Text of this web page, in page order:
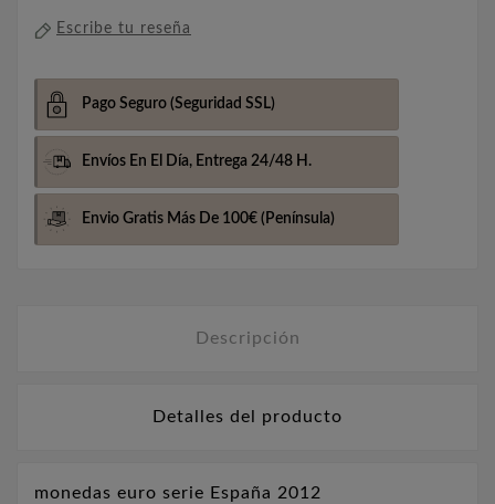
Escribe tu reseña
Pago Seguro (Seguridad SSL)
Envíos En El Día, Entrega 24/48 H.
Envio Gratis Más De 100€ (Península)
Descripción
Detalles del producto
monedas euro serie España 2012